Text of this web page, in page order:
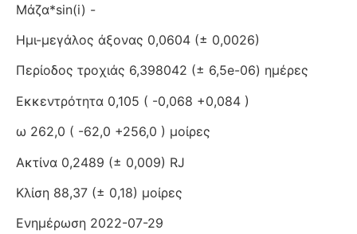
Μάζα*sin(i) -
Ημι-μεγάλος άξονας 0,0604 (± 0,0026)
Περίοδος τροχιάς 6,398042 (± 6,5e-06) ημέρες
Εκκεντρότητα 0,105 ( -0,068 +0,084 )
ω 262,0 ( -62,0 +256,0 ) μοίρες
Ακτίνα 0,2489 (± 0,009) RJ
Κλίση 88,37 (± 0,18) μοίρες
Ενημέρωση 2022-07-29